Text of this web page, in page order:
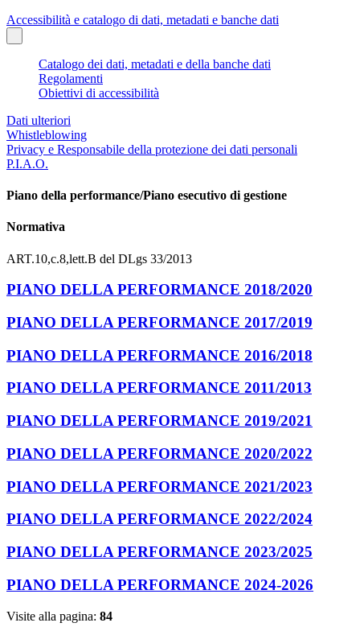
Accessibilità e catalogo di dati, metadati e banche dati
Catalogo dei dati, metadati e della banche dati
Regolamenti
Obiettivi di accessibilità
Dati ulteriori
Whistleblowing
Privacy e Responsabile della protezione dei dati personali
P.I.A.O.
Piano della performance/Piano esecutivo di gestione
Normativa
ART.10,c.8,lett.B del DLgs 33/2013
PIANO DELLA PERFORMANCE 2018/2020
PIANO DELLA PERFORMANCE 2017/2019
PIANO DELLA PERFORMANCE 2016/2018
PIANO DELLA PERFORMANCE 2011/2013
PIANO DELLA PERFORMANCE 2019/2021
PIANO DELLA PERFORMANCE 2020/2022
PIANO DELLA PERFORMANCE 2021/2023
PIANO DELLA PERFORMANCE 2022/2024
PIANO DELLA PERFORMANCE 2023/2025
PIANO DELLA PERFORMANCE 2024-2026
Visite alla pagina: 84